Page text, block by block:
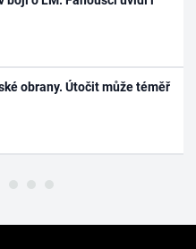
obrany. Útočit může téměř